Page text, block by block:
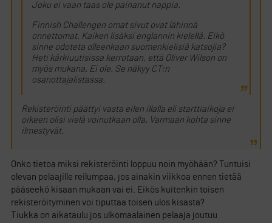
Joku ei vaan taas ole painanut nappia.
Finnish Challengen omat sivut ovat lähinnä
onnettomat. Kaiken lisäksi englannin kielellä. Eikö
sinne odoteta olleenkaan suomenkielisiä katsojia?
Heti kärkiuutisissa kerrotaan, että Oliver Wilson on
myös mukana. Ei ole. Se näkyy CT:n
osanottajalistassa.
Rekisteröinti päättyi vasta eilen illalla eli starttiaikoja ei
oikeen olisi vielä voinutkaan olla. Varmaan kohta sinne
ilmestyvät.
Onko tietoa miksi rekisteröinti loppuu noin myöhään? Tuntuisi
olevan pelaajille reilumpaa, jos ainakin viikkoa ennen tietää
pääseekö kisaan mukaan vai ei. Eikös kuitenkin toisen
rekisteröityminen voi tiputtaa toisen ulos kisasta?
Tiukka on aikataulu jos ulkomaalainen pelaaja joutuu